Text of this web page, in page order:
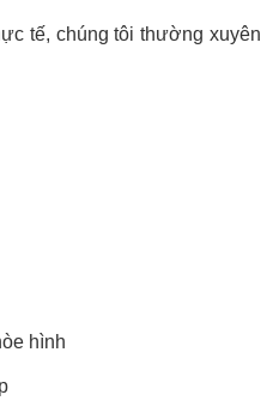
tế, chúng tôi thường xuyên
hình